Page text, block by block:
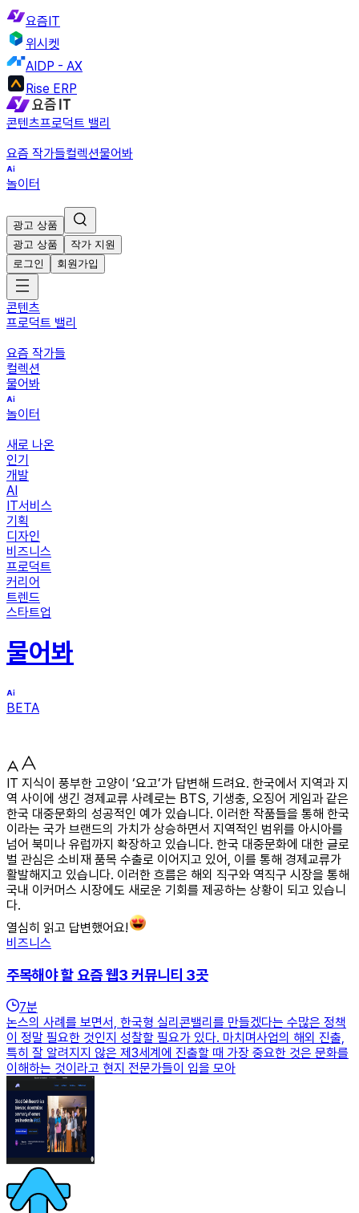
요즘IT
위시켓
AIDP - AX
Rise ERP
콘텐츠프로덕트 밸리
요즘 작가들컬렉션물어봐
놀이터
광고 상품
광고 상품
작가 지원
로그인
회원가입
콘텐츠
프로덕트 밸리
요즘 작가들
컬렉션
물어봐
놀이터
새로 나온
인기
개발
AI
IT서비스
기획
디자인
비즈니스
프로덕트
커리어
트렌드
스타트업
물어봐
BETA
IT 지식이 풍부한 고양이 ‘요고’가 답변해 드려요. 한국에서 지역과 지
역 사이에 생긴 경제교류 사례로는 BTS, 기생충, 오징어 게임과 같은
한국 대중문화의 성공적인 예가 있습니다. 이러한 작품들을 통해 한국
이라는 국가 브랜드의 가치가 상승하면서 지역적인 범위를 아시아를
넘어 북미나 유럽까지 확장하고 있습니다. 한국 대중문화에 대한 글로
벌 관심은 소비재 품목 수출로 이어지고 있어, 이를 통해 경제교류가
활발해지고 있습니다. 이러한 흐름은 해외 직구와 역직구 시장을 통해
국내 이커머스 시장에도 새로운 기회를 제공하는 상황이 되고 있습니
다.
열심히 읽고 답변했어요!
비즈니스
주목해야 할 요즘 웹3 커뮤니티 3곳
7분
논스의 사례를 보면서, 한국형 실리콘밸리를 만들겠다는 수많은 정책
이 정말 필요한 것인지 성찰할 필요가 있다. 마치며사업의 해외 진출,
특히 잘 알려지지 않은 제3세계에 진출할 때 가장 중요한 것은 문화를
이해하는 것이라고 현지 전문가들이 입을 모아